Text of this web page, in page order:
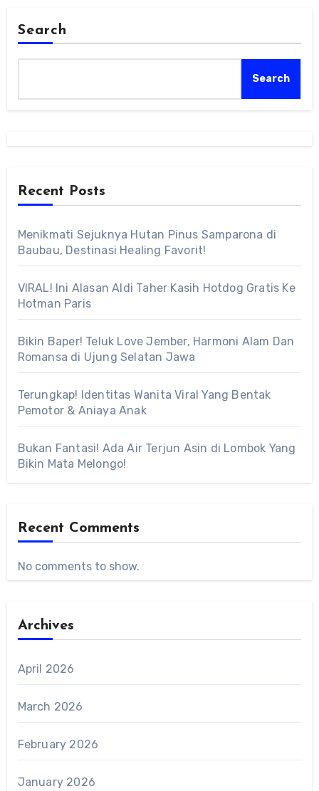
Search
Search
Recent Posts
Menikmati Sejuknya Hutan Pinus Samparona di
Baubau, Destinasi Healing Favorit!
VIRAL! Ini Alasan Aldi Taher Kasih Hotdog Gratis Ke
Hotman Paris
Bikin Baper! Teluk Love Jember, Harmoni Alam Dan
Romansa di Ujung Selatan Jawa
Terungkap! Identitas Wanita Viral Yang Bentak
Pemotor & Aniaya Anak
Bukan Fantasi! Ada Air Terjun Asin di Lombok Yang
Bikin Mata Melongo!
Recent Comments
No comments to show.
Archives
April 2026
March 2026
February 2026
January 2026